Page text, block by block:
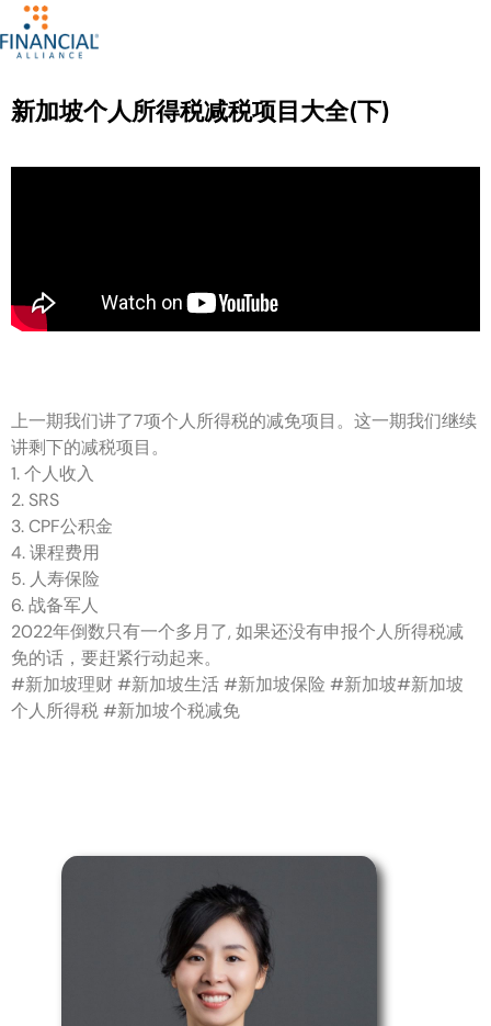
新加坡个人所得税减税项目大全(下)
上一期我们讲了7项个人所得税的减免项目。这一期我们继续
讲剩下的减税项目。
1. 个人收入
2. SRS
3. CPF公积金
4. 课程费用
5. 人寿保险
6. 战备军人
2022年倒数只有一个多月了, 如果还没有申报个人所得税减
免的话，要赶紧行动起来。
#新加坡理财 #新加坡生活 #新加坡保险 #新加坡#新加坡
个人所得税 #新加坡个税减免